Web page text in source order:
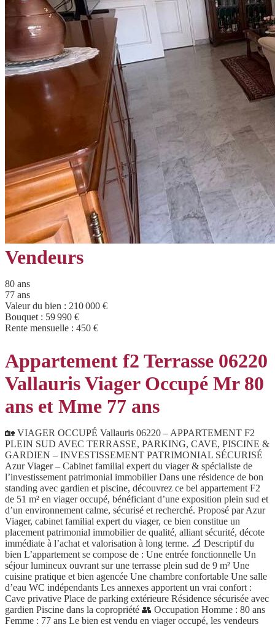
Vendeurs
80 ans
77 ans
Valeur du bien : 210 000 €
Bouquet : 59 990 €
Rente mensuelle : 450 €
Appartement f2 Terrasse 06220
Vallauris Viager Occupé Mr 80
ans et Mme 77 ans
🏡 VIAGER OCCUPÉ Vallauris 06220 – APPARTEMENT F2
PLEIN SUD AVEC TERRASSE, PARKING, CAVE, PISCINE &
GARDIEN – INVESTISSEMENT PATRIMONIAL SÉCURISÉ
Azur Viager – Cabinet familial expert du viager & spécialiste de
l’investissement patrimonial immobilier Dans une résidence de bon
standing avec gardien et piscine, découvrez ce bel appartement F2
de 51 m² en viager occupé, bénéficiant d’une exposition plein sud et
d’un environnement calme, sécurisé et recherché. Proposé par Azur
Viager, cabinet familial expert du viager, ce bien constitue un
placement patrimonial immobilier de qualité, alliant sécurité, décote
immédiate à l’achat et valorisation à long terme. 📐 Descriptif du
bien L’appartement se compose de : Une entrée fonctionnelle Un
séjour lumineux ouvrant sur une terrasse plein sud de 9 m² Une
cuisine pratique et bien agencée Une chambre confortable Une salle
d’eau WC indépendants Les annexes apportent un vrai confort :
Cave privative Place de parking extérieure Résidence sécurisée avec
gardien Piscine dans la copropriété 👥 Occupation Homme : 80 ans
Femme : 77 ans Le bien est vendu en viager occupé, les vendeurs